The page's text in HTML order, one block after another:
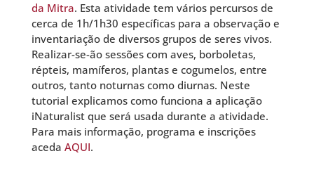
da Mitra. Esta atividade tem vários percursos de
cerca de 1h/1h30 específicas para a observação e
inventariação de diversos grupos de seres vivos.
Realizar-se-ão sessões com aves, borboletas,
répteis, mamíferos, plantas e cogumelos, entre
outros, tanto noturnas como diurnas. Neste
tutorial explicamos como funciona a aplicação
iNaturalist que será usada durante a atividade.
Para mais informação, programa e inscrições
aceda AQUI.